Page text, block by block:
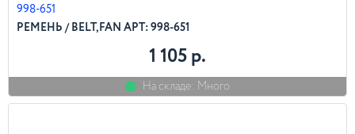
998-651
РЕМЕНЬ / BELT,FAN АРТ: 998-651
1 105 р.
На складе: Много